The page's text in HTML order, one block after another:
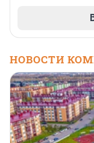
НОВОСТИ